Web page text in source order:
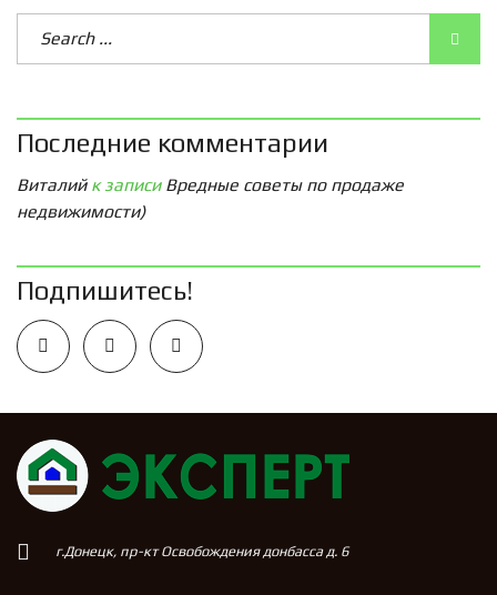
Последние комментарии
Виталийк записи Вредные советы по продаже
недвижимости)
Подпишитесь!
г.Донецк, пр-кт Освобождения донбасса д. 6